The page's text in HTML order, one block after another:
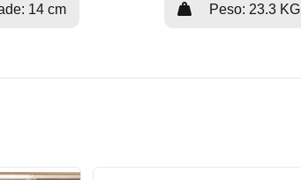
14 cm Peso: 23.3 KG